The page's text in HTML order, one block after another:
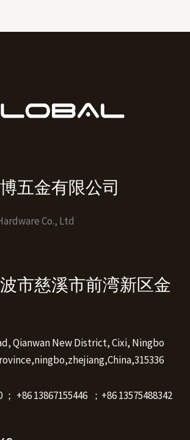
五金有限公司
Co., Ltd
市慈溪市前湾新区金
Qianwan New District, Cixi, Ningbo
； +86 13867155446 ；+86 13575488342